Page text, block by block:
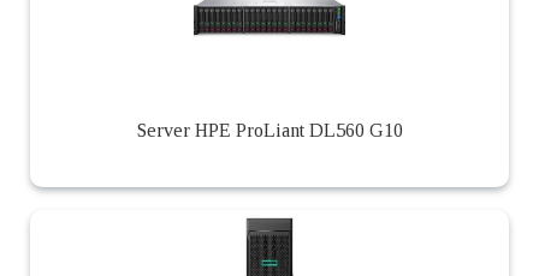
Server HPE ProLiant DL560 G10